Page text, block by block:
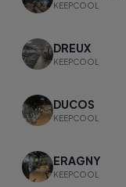
KEEPCOOL
DREUX
KEEPCOOL
DUCOS
KEEPCOOL
ERAGNY
KEEPCOOL